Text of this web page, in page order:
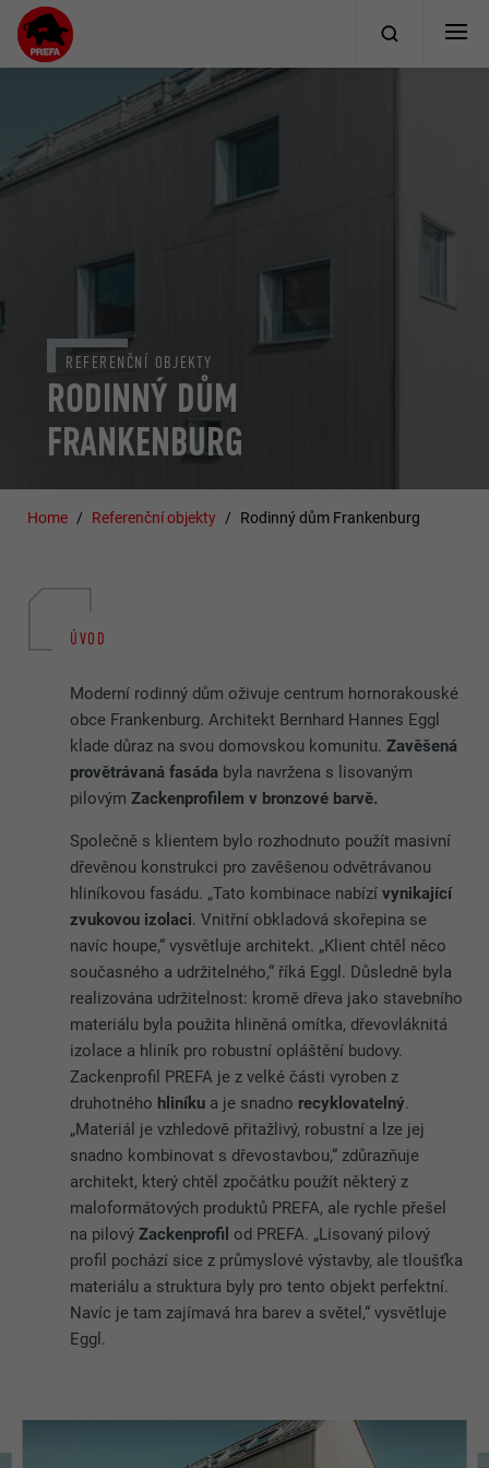
RODINNÝ DŮM
FRANKENBURG
REFERENČNÍ OBJEKTY
Home Referenční objekty Rodinný dům Frankenburg
ÚVOD
Moderní rodinný dům oživuje centrum hornorakouské
obce Frankenburg. Architekt Bernhard Hannes Eggl
klade důraz na svou domovskou komunitu.Zavěšená
provětrávaná fasáda byla navržena s lisovaným
pilovýmZackenprofilem v bronzové barvě.
Společně s klientem bylo rozhodnuto použít masivní
dřevěnou konstrukci pro zavěšenou odvětrávanou
hliníkovou fasádu. „Tato kombinace nabízívynikající
zvukovou izolaci. Vnitřní obkladová skořepina se
navíc houpe,“ vysvětluje architekt. „Klient chtěl něco
současného a udržitelného,“ říká Eggl. Důsledně byla
realizována udržitelnost: kromě dřeva jako stavebního
materiálu byla použita hliněná omítka, dřevovláknitá
izolace a hliník pro robustní opláštění budovy.
Zackenprofil PREFA je z velké části vyroben z
druhotného hliníku a je snadno recyklovatelný.
„Materiál je vzhledově přitažlivý, robustní a lze jej
snadno kombinovat s dřevostavbou,“ zdůrazňuje
architekt, který chtěl zpočátku použít některý z
maloformátových produktů PREFA, ale rychle přešel
na pilovýZackenprofil od PREFA. „Lisovaný pilový
profil pochází sice z průmyslové výstavby, ale tloušťka
materiálu a struktura byly pro tento objekt perfektní.
Navíc je tam zajímavá hra barev a světel,“ vysvětluje
Eggl.